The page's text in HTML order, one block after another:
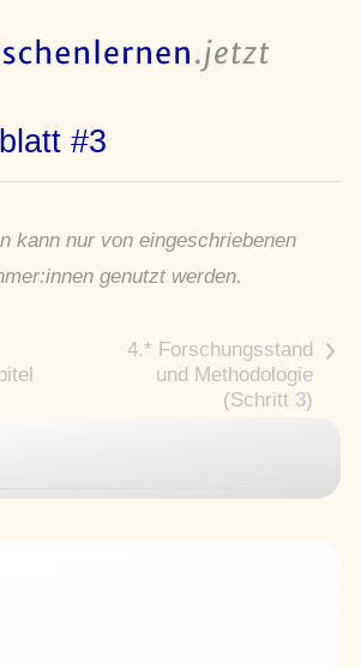
#3
kann nur von eingeschriebenen
genutzt werden.
>